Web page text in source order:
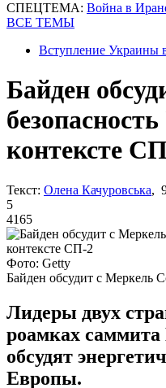
СПЕЦТЕМА: Война в
ВСЕ ТЕМЫ
Вступление Украины
Байден
контексте
Текст: Олена Качуровська,
5
4165
Фото: Getty
Байден обсудит с Меркель
Лидеры двух
роамках
обсудят
Европы.